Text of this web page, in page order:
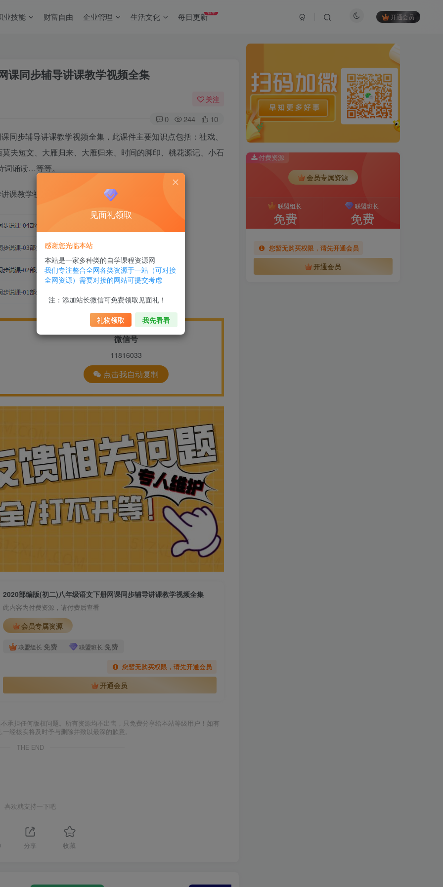
业技能 财富自由 企业管理 生活文化 每日更新清单
开通会员
课同步辅导讲课教学视频全集
关注
0 244 10
同步辅导讲课教学视频全集，此课件主要知识点包括：社戏、
夫短文、大雁归来、大雁归来、时间的脚印、桃花源记、小石
诵读…等等。
课教学视频全集 …
微信号
11816033
点击我自动复制
2020部编版(初二)八年级语文下册网课同步辅导讲课教学视频全集
此内容为付费资源，请付费后查看
会员专属资源
联盟组长 免费 联盟班长 免费
您暂无购买权限，请先开通会员
开通会员
承担任何版权问题。所有资源均不出售，只免费分享给本站等级用户！如有
经核实将及时予与删除并致以最深的歉意。
THE END
喜欢就支持一下吧
分享 收藏
付费资源
会员专属资源
联盟组长
免费
联盟班长
免费
您暂无购买权限，请先开通会员
开通会员
见面礼领取
感谢您光临本站
本站是一家多种类的自学课程资源网
我们专注整合全网各类资源于一站（可对接
全网资源）需要对接的网站可提交考虑
注：添加站长微信可免费领取见面礼！
礼物领取 我先看看